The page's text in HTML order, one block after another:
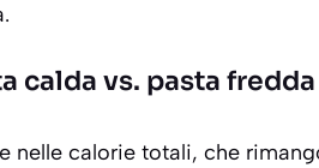
calda vs. pasta fredda
nelle calorie totali, che